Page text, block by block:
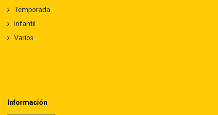
Temporada
Infantil
Varios
Información